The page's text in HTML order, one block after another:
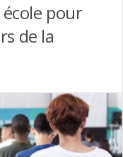
pour
de la